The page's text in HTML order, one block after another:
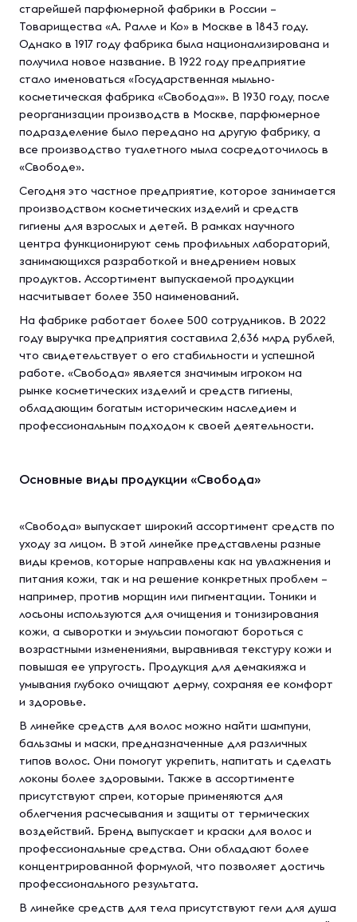
старейшей парфюмерной фабрики в России –
Товарищества «А. Ралле и Ко» в Москве в 1843 году.
Однако в 1917 году фабрика была национализирована и
получила новое название. В 1922 году предприятие
стало именоваться «Государственная мыльно-
косметическая фабрика «Свобода»». В 1930 году, после
реорганизации производств в Москве, парфюмерное
подразделение было передано на другую фабрику, а
все производство туалетного мыла сосредоточилось в
«Свободе».
Сегодня это частное предприятие, которое занимается
производством косметических изделий и средств
гигиены для взрослых и детей. В рамках научного
центра функционируют семь профильных лабораторий,
занимающихся разработкой и внедрением новых
продуктов. Ассортимент выпускаемой продукции
насчитывает более 350 наименований.
На фабрике работает более 500 сотрудников. В 2022
году выручка предприятия составила 2,636 млрд рублей,
что свидетельствует о его стабильности и успешной
работе. «Свобода» является значимым игроком на
рынке косметических изделий и средств гигиены,
обладающим богатым историческим наследием и
профессиональным подходом к своей деятельности.
Основные виды продукции «Свобода»
«Свобода» выпускает широкий ассортимент средств по
уходу за лицом. В этой линейке представлены разные
виды кремов, которые направлены как на увлажнения и
питания кожи, так и на решение конкретных проблем –
например, против морщин или пигментации. Тоники и
лосьоны используются для очищения и тонизирования
кожи, а сыворотки и эмульсии помогают бороться с
возрастными изменениями, выравнивая текстуру кожи и
повышая ее упругость. Продукция для демакияжа и
умывания глубоко очищают дерму, сохраняя ее комфорт
и здоровье.
В линейке средств для волос можно найти шампуни,
бальзамы и маски, предназначенные для различных
типов волос. Они помогут укрепить, напитать и сделать
локоны более здоровыми. Также в ассортименте
присутствуют спреи, которые применяются для
облегчения расчесывания и защиты от термических
воздействий. Бренд выпускает и краски для волос и
профессиональные средства. Они обладают более
концентрированной формулой, что позволяет достичь
профессионального результата.
В линейке средств для тела присутствуют гели для душа